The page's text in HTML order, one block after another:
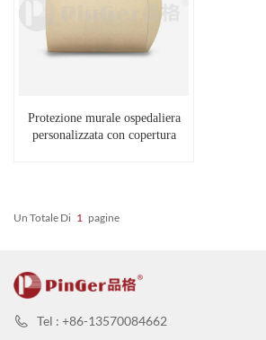
Protezione murale ospedaliera
personalizzata con copertura
Un Totale Di 1 Pagine
Tel : +86-13570084662